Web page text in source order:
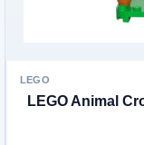
LEGO
LEGO Animal